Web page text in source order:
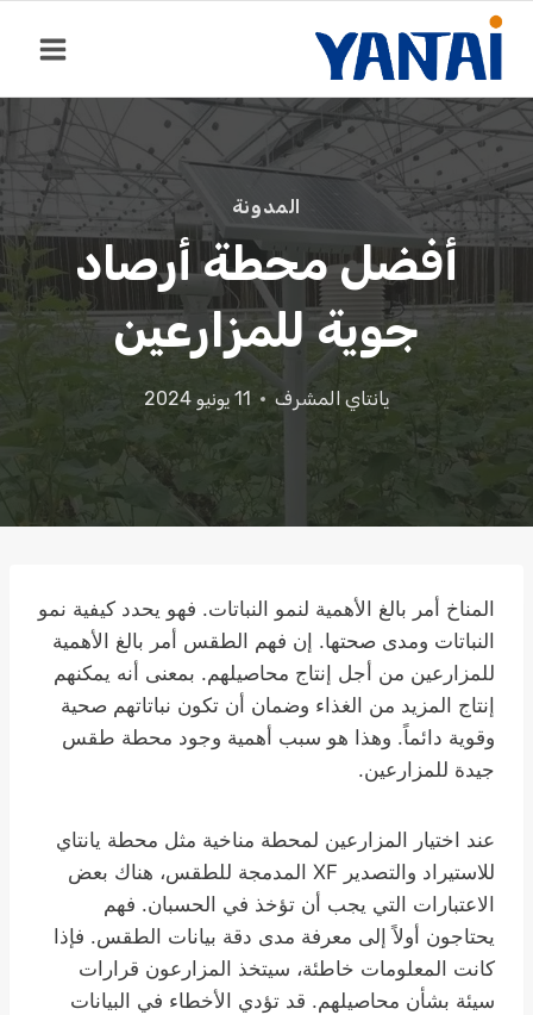
تخطي
المحتوى
المدونة
أفضل محطة أرصاد
جوية للمزارعين
يانتاي المشرف 11 يونيو 2024
المناخ أمر بالغ الأهمية لنمو النباتات. فهو يحدد كيفية نمو
النباتات ومدى صحتها. إن فهم الطقس أمر بالغ الأهمية
للمزارعين من أجل إنتاج محاصيلهم. بمعنى أنه يمكنهم
إنتاج المزيد من الغذاء وضمان أن تكون نباتاتهم صحية
وقوية دائماً. وهذا هو سبب أهمية وجود محطة طقس
جيدة للمزارعين.
عند اختيار المزارعين لمحطة مناخية مثل محطة يانتاي
للاستيراد والتصدير XF المدمجة للطقس، هناك بعض
الاعتبارات التي يجب أن تؤخذ في الحسبان. فهم
يحتاجون أولاً إلى معرفة مدى دقة بيانات الطقس. فإذا
كانت المعلومات خاطئة، سيتخذ المزارعون قرارات
سيئة بشأن محاصيلهم. قد تؤدي الأخطاء في البيانات